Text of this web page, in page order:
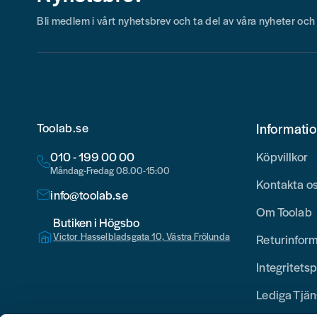
Bli medlem i vårt nyhetsbrev och ta del av våra nyheter
Toolab.se
010 - 199 00 00
Måndag-Fredag 08.00-15:00
info@toolab.se
Butiken i Högsbo
Victor Hasselbladsgata 10, Västra Frölunda
Köpvillkor
Kontakta
Om Toolab
Lediga